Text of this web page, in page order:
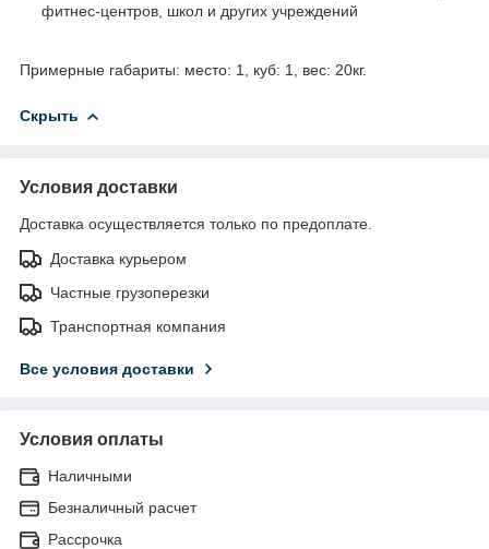
фитнес-центров, школ и других учреждений
Примерные габариты: место: 1, куб: 1, вес: 20кг.
Скрыть
Условия доставки
Доставка осуществляется только по предоплате.
Доставка курьером
Частные грузоперезки
Транспортная компания
Все условия доставки
Условия оплаты
Наличными
Безналичный расчет
Рассрочка